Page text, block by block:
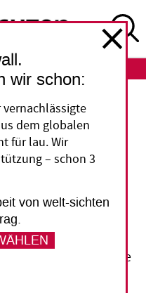
ABO
die
Studierende aus
Umfang in seine
wir schon:
dem globalen
für lau. Wir
– schon 3
von welt-sichten